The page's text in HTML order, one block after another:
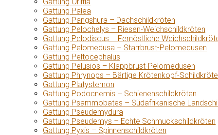
Gattung Palea
Gattung Pangshura – Dachschildkröten
Gattung Pelochelys – Riesen-Weichschildkröten
Gattung Pelodiscus – Fernöstliche
Gattung Pelomedusa – Starrbrust-Pelomedusen
Gattung Peltocephalus
Gattung Pelusios – Klappbrust-Pelomedusen
Gattung Phrynops – Bärtige Krötenkopf-
Gattung Platysternon
Gattung Podocnemis – Schienenschildkröten
Gattung Psammobates – Südafrikanische
Gattung Pseudemydura
Gattung Pseudemys – Echte Schmuckschildkröten
Gattung Pyxis – Spinnenschildkröten